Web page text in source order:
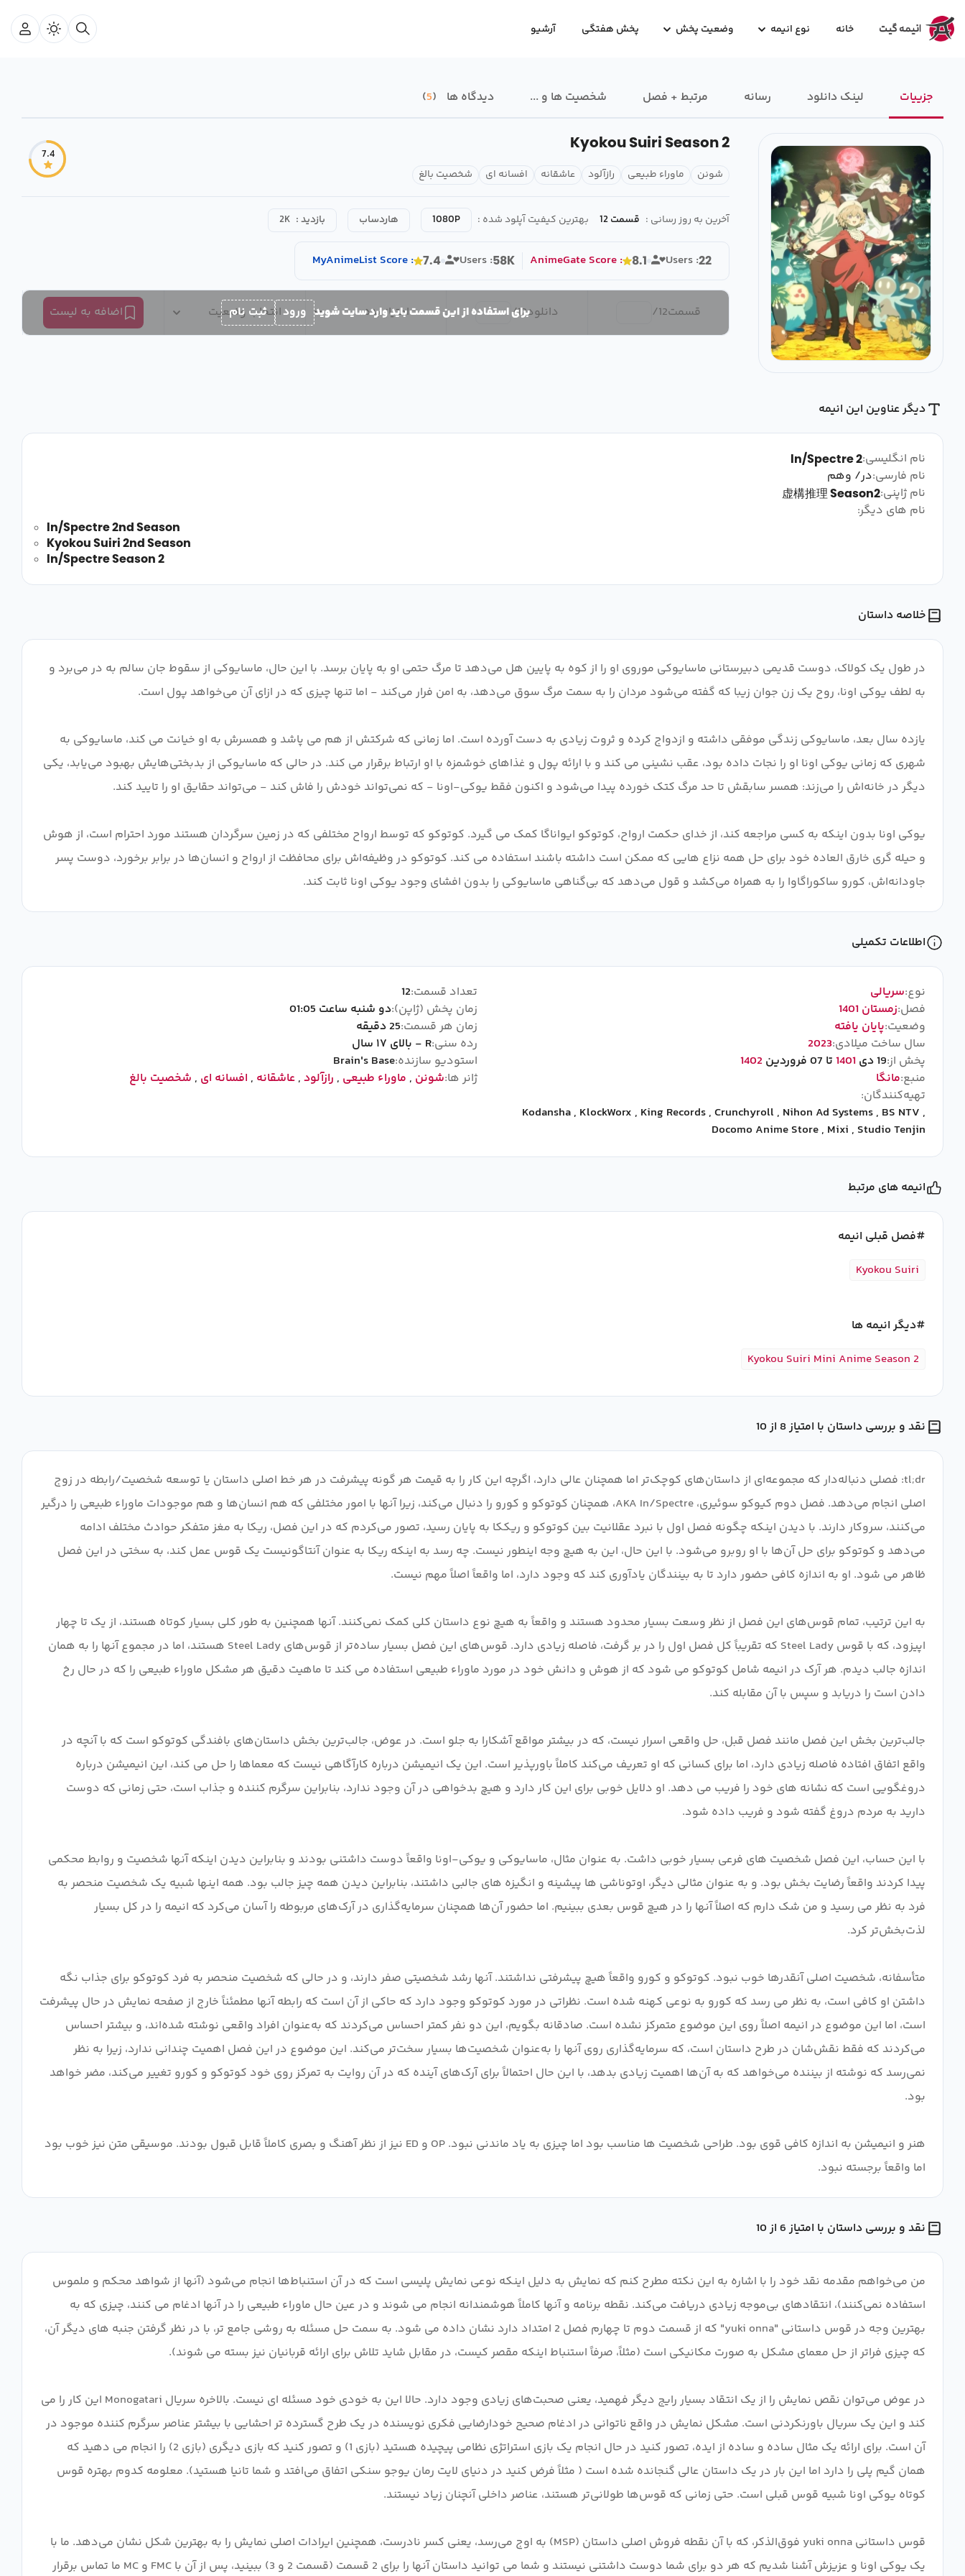
خانه نوع انیمه وضعیت پخش پخش هفتگی آرشیو
جزییات لینک دانلود رسانه‌ مرتبط + فصل شخصیت ها و ... دیدگاه ها 5
Kyokou Suiri Season 2
شونن ماوراء طبیعی رازآلود عاشقانه افسانه‌ ای شخصیت بالغ
7.4
آخرین به روز رسانی : قسمت 12 بهترین کیفیت آپلود شده : 1080P هاردساب بازدید : 2K
MyAnimeListScore : 7.4 Users :58K AnimeGateScore : 8.1 Users :22
قسمت12
/ دانلود12
/ امتیاز بده انتخاب وضعیت اضافه به لیست برای استفاده از این قسمت باید وارد سایت شوید ورود ثبت نام
دیگر عناوین این انیمه
نام انگلیسی:In/Spectre 2
نام فارسی:در/ وهم
نام ژاپنی:虚構推理 Season2
نام های دیگر:
In/Spectre 2nd Season
Kyokou Suiri 2nd Season
In/Spectre Season 2
خلاصه داستان
در طول یک کولاک، دوست قدیمی دبیرستانی ماسایوکی موروی او را از کوه به پایین هل می‌دهد تا مرگ حتمی او به پایان برسد. با این حال، ماسایوکی از سقوط جان سالم به در می‌برد و
یازده سال بعد، ماسایوکی زندگی موفقی داشته و ازدواج کرده و ثروت زیادی به دست آورده است. اما زمانی که شرکتش از هم می پاشد و همسرش به او خیانت می کند، ماسایوکی به
شهری که زمانی یوکی اونا او را نجات داده بود، عقب نشینی می کند و با ارائه پول و غذاهای خوشمزه با او ارتباط برقرار می کند. در حالی که ماسایوکی از بدبختی‌هایش بهبود می‌یابد، یکی
یوکی اونا بدون اینکه به کسی مراجعه کند، از خدای حکمت ارواح، کوتوکو ایواناگا کمک می گیرد. کوتوکو که توسط ارواح مختلفی که در زمین سرگردان هستند مورد احترام است، از هوش
و حیله گری خارق العاده خود برای حل همه نزاع هایی که ممکن است داشته باشند استفاده می کند. کوتوکو در وظیفه‌اش برای محافظت از ارواح و انسان‌ها در برابر برخورد، دوست پسر
جاودانه‌اش، کورو ساکوراگاوا را به همراه می‌کشد و قول می‌دهد که بی‌گناهی ماسایوکی را بدون افشای وجود یوکی اونا ثابت کند.
اطلاعات تکمیلی
نوع:سریالی
فصل:زمستان 1401
وضعیت:پایان یافته
سال ساخت میلادی:2023
پخش از:19 دی 1401 تا 07 فروردین
1402
منبع:مانگا
تهیه‌کنندگان:
Kodansha , KlockWorx , King Records , Crunchyroll , Nihon Ad Systems , BS NTV ,
Docomo Anime Store , Mixi , Studio Tenjin
تعداد قسمت:12
زمان پخش (ژاپن):دو شنبه ساعت 01:05
زمان هر قسمت:25 دقیقه
رده سنی:R - بالای ۱۷ سال
استودیو سازنده:Brain's Base
ژانر ها:شونن , ماوراء طبیعی , رازآلود ,عاشقانه , افسانه‌ ای , شخصیت بالغ
انیمه های مرتبط
فصل قبلی انیمه
Kyokou Suiri
دیگر انیمه ها
Kyokou Suiri Mini Anime Season 2
نقد و بررسی داستان با امتیاز 8 از 10
tl;dr: فصلی دنباله‌دار که مجموعه‌ای از داستان‌های کوچک‌تر اما همچنان عالی دارد، اگرچه این کار را به قیمت هر گونه پیشرفت در هر خط اصلی داستان یا توسعه شخصیت/رابطه در زوج
اصلی انجام می‌دهد. فصل دوم کیوکو سوئیری، AKA In/Spectre، همچنان کوتوکو و کورو را دنبال می‌کند، زیرا آنها با امور مختلفی که هم انسان‌ها و هم موجودات ماوراء طبیعی را درگیر
می‌کنند، سروکار دارند. با دیدن اینکه چگونه فصل اول با نبرد عقلانیت بین کوتوکو و ریککا به پایان رسید، تصور می‌کردم که در این فصل، ریکا به مغز متفکر حوادث مختلف ادامه
می‌دهد و کوتوکو برای حل آن‌ها با او روبرو می‌شود. با این حال، این به هیچ وجه اینطور نیست. چه رسد به اینکه ریکا به عنوان آنتاگونیست یک قوس عمل کند، به سختی در این فصل
به این ترتیب، تمام قوس‌های این فصل از نظر وسعت بسیار محدود هستند و واقعاً به هیچ نوع داستان کلی کمک نمی‌کنند. آنها همچنین به طور کلی بسیار کوتاه هستند، از یک تا چهار
اپیزود، که با قوس Steel Lady که تقریباً کل فصل اول را در بر گرفت، فاصله زیادی دارد. قوس‌های این فصل بسیار ساده‌تر از قوس‌های Steel Lady هستند، اما در مجموع آنها را به همان
اندازه جالب دیدم. هر آرک در انیمه شامل کوتوکو می شود که از هوش و دانش خود در مورد ماوراء طبیعی استفاده می کند تا ماهیت دقیق هر مشکل ماوراء طبیعی را که در حال رخ
جالب‌ترین بخش این فصل مانند فصل قبل، حل واقعی اسرار نیست، که در بیشتر مواقع آشکارا به جلو است. در عوض، جالب‌ترین بخش داستان‌های بافندگی کوتوکو است که با آنچه در
واقع اتفاق افتاده فاصله زیادی دارد، اما برای کسانی که او تعریف می‌کند کاملاً باورپذیر است. این یک انیمیشن درباره کارآگاهی نیست که معماها را حل می کند، این انیمیشن درباره
دروغگویی است که نشانه های خود را فریب می دهد. او دلایل خوبی برای این کار دارد و هیچ بدخواهی در آن وجود ندارد، بنابراین سرگرم کننده و جذاب است، حتی زمانی که دوست
با این حساب، این فصل شخصیت های فرعی بسیار خوبی داشت. به عنوان مثال، ماسایوکی و یوکی-اونا واقعاً دوست داشتنی بودند و بنابراین دیدن اینکه آنها شخصیت و روابط محکمی
پیدا کردند واقعاً رضایت بخش بود. و به عنوان مثالی دیگر، اوتوناشی ها پیشینه و انگیزه های جالبی داشتند، بنابراین دیدن همه چیز جالب بود. همه اینها شبیه یک شخصیت منحصر به
فرد به نظر می رسید و من شک دارم که اصلاً آنها را در هیچ قوس بعدی ببینیم. اما حضور آن‌ها همچنان سرمایه‌گذاری در آرک‌های مربوطه را آسان می‌کرد که انیمه را در کل بسیار
متأسفانه، شخصیت اصلی آنقدرها خوب نبود. کوتوکو و کورو واقعاً هیچ پیشرفتی نداشتند. آنها رشد شخصیتی صفر دارند، و در حالی که شخصیت منحصر به فرد کوتوکو برای جذاب نگه
داشتن او کافی است، به نظر می رسد که کورو به نوعی کهنه شده است. نظراتی در مورد کوتوکو وجود دارد که حاکی از آن است که رابطه آنها مطمئناً خارج از صفحه نمایش در حال پیشرفت
است، اما این موضوع در انیمه اصلاً روی این موضوع متمرکز نشده است. صادقانه بگویم، این دو نفر کمتر احساس می‌کردند که به‌عنوان افراد واقعی نوشته شده‌اند، و بیشتر احساس
می‌کردند که فقط نقش‌شان در طرح داستان است، که سرمایه‌گذاری روی آنها را به‌عنوان شخصیت‌ها بسیار سخت‌تر می‌کند. این موضوع در این فصل اهمیت چندانی ندارد، زیرا به نظر
نمی‌رسد که نوشته از بیننده می‌خواهد که به آن‌ها اهمیت زیادی بدهد، با این حال احتمالاً برای آرک‌های آینده که در آن روایت به تمرکز روی خود کوتوکو و کورو تغییر می‌کند، مضر خواهد
هنر و انیمیشن به اندازه کافی قوی بود. طراحی شخصیت ها مناسب بود اما چیزی به یاد ماندنی نبود. OP و ED نیز از نظر آهنگ و بصری کاملاً قابل قبول بودند. موسیقی متن نیز خوب بود
اما واقعاً برجسته نبود.
نقد و بررسی داستان با امتیاز 6 از 10
من می‌خواهم مقدمه نقد خود را با اشاره به این نکته مطرح کنم که نمایش به دلیل اینکه نوعی نمایش پلیسی است که در آن استنباط‌ها انجام می‌شود (آنها از شواهد محکم و ملموس
استفاده نمی‌کنند)، انتقادهای بی‌موجه زیادی دریافت می‌کند. نقطه برنامه و آنها کاملاً هوشمندانه انجام می شوند و در عین حال ماوراء طبیعی را در آنها ادغام می کنند، چیزی که به
بهترین وجه در قوس داستانی "yuki onna" که از قسمت دوم تا چهارم فصل 2 امتداد دارد نشان داده می شود. به سمت حل مسئله به روشی جامع تر، با در نظر گرفتن جنبه های دیگر آن،
در عوض می‌توان نقص نمایش را از یک انتقاد بسیار رایج دیگر فهمید، یعنی صحبت‌های زیادی وجود دارد. حالا این به خودی خود مسئله ای نیست. بالاخره سریال Monogatari این کار را می
کند و این یک سریال باورنکردنی است. مشکل نمایش در واقع ناتوانی در ادغام صحیح خودارضایی فکری نویسنده در یک طرح گسترده تر احشایی با بیشتر عناصر سرگرم کننده موجود در
آن است. برای ارائه یک مثال ساده و ساده از ایده، تصور کنید در حال انجام یک بازی استراتژی نظامی پیچیده هستید (بازی 1) و تصور کنید که بازی دیگری (بازی 2) را انجام می دهید که
همان گیم پلی را دارد اما این بار در یک داستان عالی گنجانده شده است ( مثلاً فرض کنید در دنیای لایت رمان یوجو سنکی اتفاق می‌افتد و شما تانیا هستید). معلومه کدوم بهتره قوس
قوس داستانی yuki onna فوق‌الذکر، که با آن نقطه فروش اصلی داستان (MSP) به اوج می‌رسد، یعنی کسر نادرست، همچنین ایرادات اصلی نمایش را به بهترین شکل نشان می‌دهد. ما با
یک یوکی اونا و عزیزش آشنا شدیم که هر دو برای شما دوست داشتنی نیستند و شما می توانید داستان آنها را برای 2 قسمت (قسمت 2 و 3) ببینید، پس از آن با FMC و MC ما تماس برقرار